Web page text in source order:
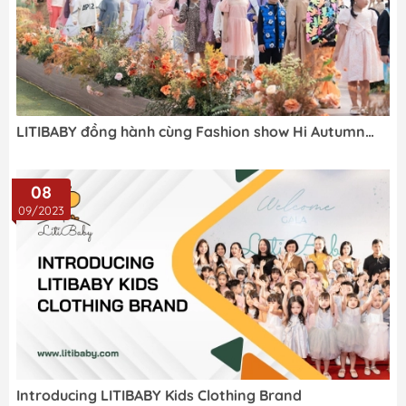
LITIBABY đồng hành cùng Fashion show Hi Autumn
08
09/2023
Introducing LITIBABY Kids Clothing Brand